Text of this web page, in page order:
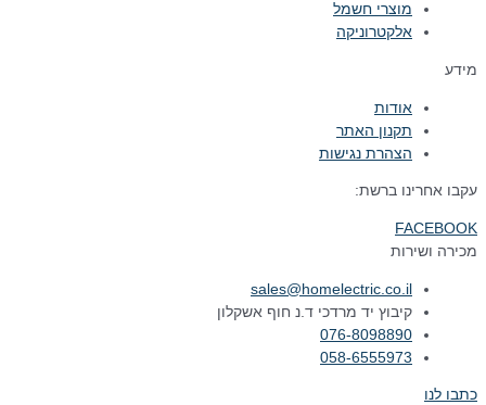
מוצרי חשמל
אלקטרוניקה
מידע
אודות
תקנון האתר
הצהרת נגישות
עקבו אחרינו ברשת:
FACEBOOK
מכירה ושירות
sales@homelectric.co.il
קיבוץ יד מרדכי ד.נ חוף אשקלון
076-8098890
058-6555973
כתבו לנו